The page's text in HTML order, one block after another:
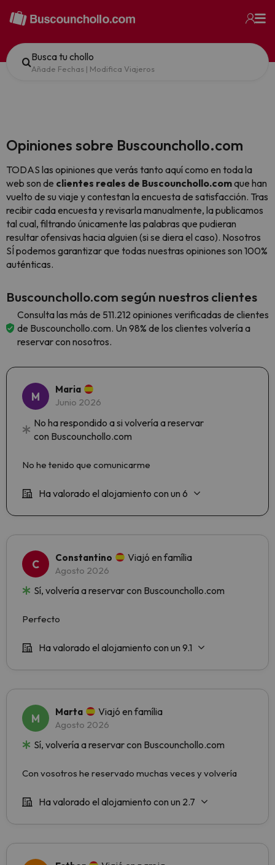
Busca tu chollo
Añade Fechas | Modifica Viajeros
Opiniones sobre Buscounchollo.com
TODAS las opiniones que verás tanto aquí como en toda la
web son de clientes reales de Buscounchollo.comque han
vuelto de su viaje y contestan la encuesta de satisfacción. Tras
recibir cada encuesta y revisarla manualmente, la publicamos
tal cual, filtrando únicamente las palabras que pudieran
resultar ofensivas hacia alguien (si se diera el caso). Nosotros
SÍ podemos garantizar que todas nuestras opiniones son 100%
auténticas.
Buscounchollo.com según nuestros clientes
Consulta las más de 511.212 opiniones verificadas de clientes
de Buscounchollo.com. Un 98% de los clientes volvería a
reservar con nosotros.